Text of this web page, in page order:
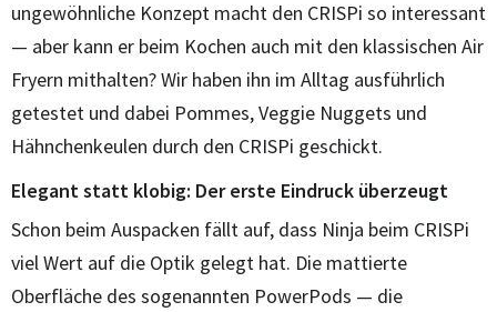
ungewöhnliche Konzept macht den CRISPi so interessant
— aber kann er beim Kochen auch mit den klassischen Air
Fryern mithalten? Wir haben ihn im Alltag ausführlich
getestet und dabei Pommes, Veggie Nuggets und
Hähnchenkeulen durch den CRISPi geschickt.
Elegant statt klobig: Der erste Eindruck überzeugt
Schon beim Auspacken fällt auf, dass Ninja beim CRISPi
viel Wert auf die Optik gelegt hat. Die mattierte
Oberfläche des sogenannten PowerPods — die